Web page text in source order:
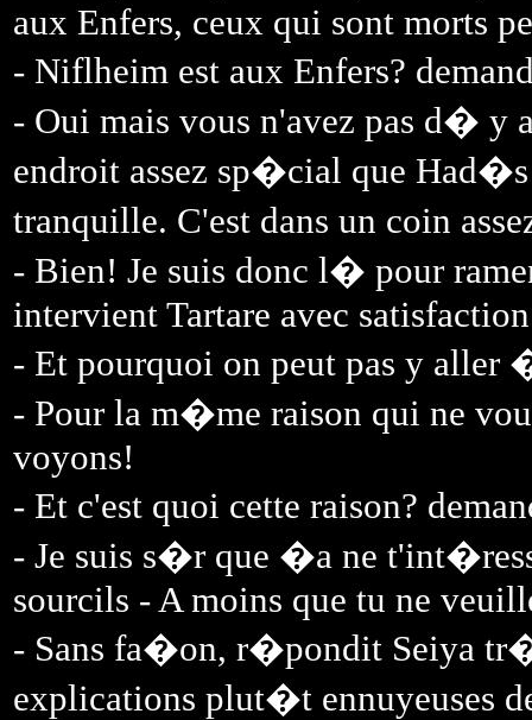
aux Enfers, ceux qui sont morts
- Niflheim est aux Enfers?
- Oui mais vous n'avez pas d�
endroit assez sp�cial que
tranquille. C'est dans un coin
- Bien! Je suis donc l� pour
intervient Tartare avec
- Et pourquoi on peut pas y
- Pour la m�me raison qui ne
voyons!
- Et c'est quoi cette raison?
- Je suis s�r que �a ne
sourcils - A moins que tu ne
- Sans fa�on, r�pondit Seiya
explications plut�t ennuyeuses